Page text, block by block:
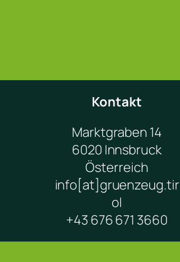
Kontakt
Marktgraben 14
6020 Innsbruck
Österreich
info[at]gruenzeug.tir
ol
+43 676 671 3660